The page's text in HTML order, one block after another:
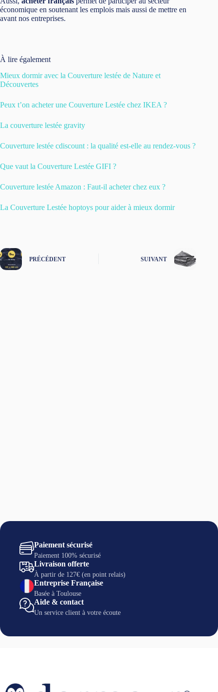
économique en soutenant les emplois mais aussi de mettre en
avant nos entreprises.
À lire également
Mieux dormir avec la Couverture lestée de Nature et
Découvertes
Peux t’on acheter une Couverture Lestée chez IKEA ?
La couverture lestée gravity
Couverture lestée cdiscount : la qualité est-elle au rendez-vous ?
Que vaut la Couverture Lestée GIFI ?
Couverture lestée Amazon : Faut-il acheter chez eux ?
La Couverture Lestée hoptoys pour aider à mieux dormir
PRÉCÉDENT SUIVANT
Paiement sécurisé
Paiement 100% sécurisé
Livraison offerte
À partir de 127€ (en point relais)
Entreprise Française
Basée à Toulouse
Aide & contact
Un service client à votre écoute